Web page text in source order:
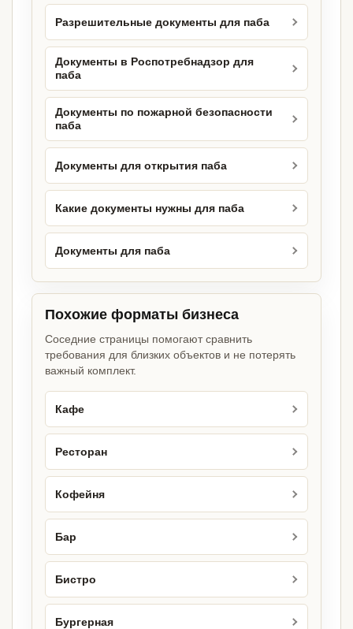
Разрешительные документы для паба
Документы в Роспотребнадзор для
паба
Документы по пожарной безопасности
паба
Документы для открытия паба
Какие документы нужны для паба
Документы для паба
Похожие форматы бизнеса
Соседние страницы помогают сравнить
требования для близких объектов и не потерять
важный комплект.
Кафе
Ресторан
Кофейня
Бар
Бистро
Бургерная